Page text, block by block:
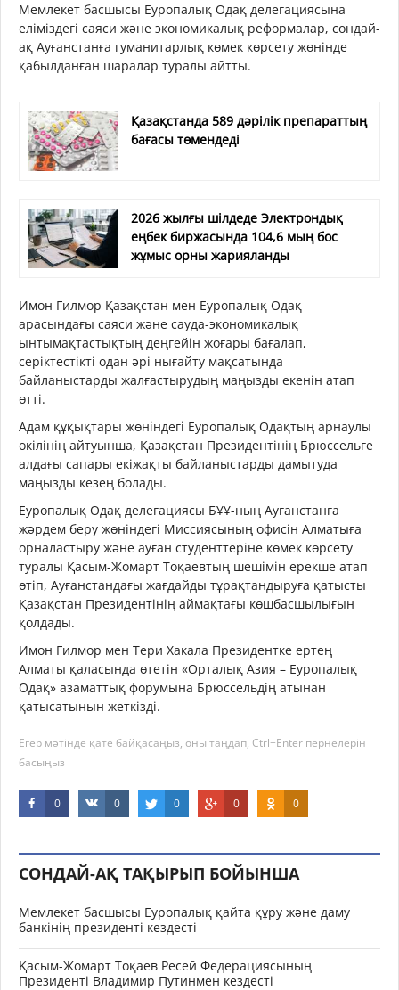
Мемлекет басшысы Еуропалық Одақ делегациясына
еліміздегі саяси және экономикалық реформалар, сондай-
ақ Ауғанстанға гуманитарлық көмек көрсету жөнінде
қабылданған шаралар туралы айтты.
Қазақстанда 589 дәрілік препараттың
бағасы төмендеді
2026 жылғы шілдеде Электрондық
еңбек биржасында 104,6 мың бос
жұмыс орны жарияланды
Имон Гилмор Қазақстан мен Еуропалық Одақ
арасындағы саяси және сауда-экономикалық
ынтымақтастықтың деңгейін жоғары бағалап,
серіктестікті одан әрі нығайту мақсатында
байланыстарды жалғастырудың маңызды екенін атап
өтті.
Адам құқықтары жөніндегі Еуропалық Одақтың арнаулы
өкілінің айтуынша, Қазақстан Президентінің Брюссельге
алдағы сапары екіжақты байланыстарды дамытуда
маңызды кезең болады.
Еуропалық Одақ делегациясы БҰҰ-ның Ауғанстанға
жәрдем беру жөніндегі Миссиясының офисін Алматыға
орналастыру және ауған студенттеріне көмек көрсету
туралы Қасым-Жомарт Тоқаевтың шешімін ерекше атап
өтіп, Ауғанстандағы жағдайды тұрақтандыруға қатысты
Қазақстан Президентінің аймақтағы көшбасшылығын
қолдады.
Имон Гилмор мен Тери Хакала Президентке ертең
Алматы қаласында өтетін «Орталық Азия – Еуропалық
Одақ» азаматтық форумына Брюссельдің атынан
қатысатынын жеткізді.
Егер мәтінде қате байқасаңыз, оны таңдап, Ctrl+Enter пернелерін
басыңыз
0 0 0 0 0
СОНДАЙ-АҚ ТАҚЫРЫП БОЙЫНША
Мемлекет басшысы Еуропалық қайта құру және даму
банкінің президенті кездесті
Қасым-Жомарт Тоқаев Ресей Федерациясының
Президенті Владимир Путинмен кездесті